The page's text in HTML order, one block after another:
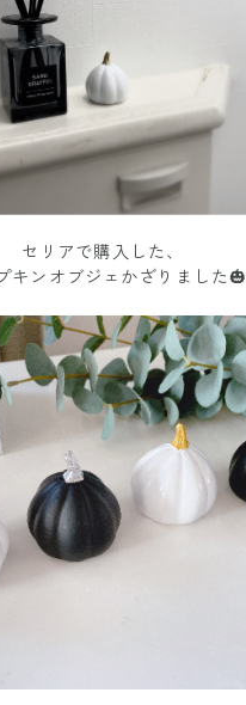
セリアで購入した、
キンオブジェかざりました🎃